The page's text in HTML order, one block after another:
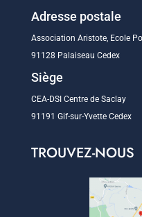
Adresse postale
Association Aristote, Ecole
91128 Palaiseau Cedex
Siège
CEA-DSI Centre de Saclay
91191 Gif-sur-Yvette Cedex
TROUVEZ-NOUS